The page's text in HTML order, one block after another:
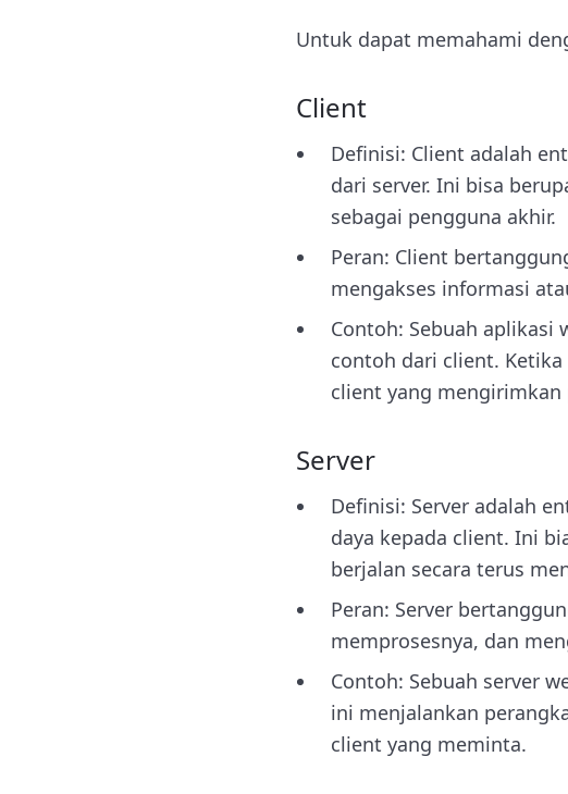
Untuk dapat memahami
Client
Definisi: Client adalah
dari server. Ini bisa
sebagai pengguna akhir.
Peran: Client
mengakses informasi
Contoh: Sebuah aplikasi
contoh dari client.
client yang
Server
Definisi: Server adalah
daya kepada client. Ini
berjalan secara terus
Peran: Server
memprosesnya, dan
Contoh: Sebuah server
ini menjalankan
client yang meminta.